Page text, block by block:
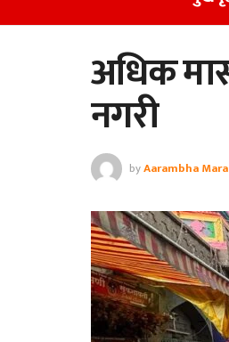
अधिक
नगरी
byAarambha